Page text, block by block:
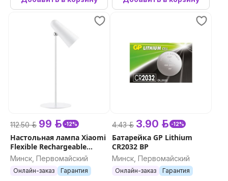
112.50 р. 99 р. -12%
Настольная лампа Xiaomi
Flexible Rechargeable
Lamp
Минск, Первомайский
Онлайн-заказ Гарантия
4.43 р. 3.90 р. -12%
Батарейка GP Lithium
CR2032 BP
Минск, Первомайский
Онлайн-заказ Гарантия